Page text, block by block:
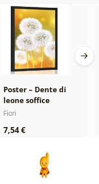
Poster – Dente di
leone soffice
Fiori
7,54 €